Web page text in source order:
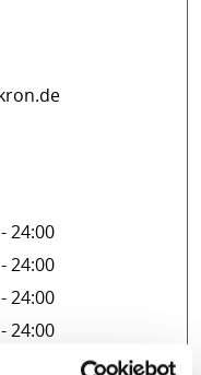
24:00
24:00
24:00
24:00